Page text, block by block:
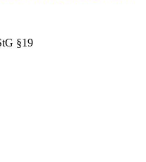
§19